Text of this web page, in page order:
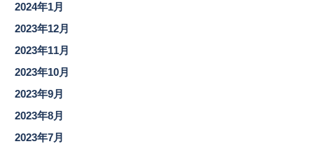
2024年1月
2023年12月
2023年11月
2023年10月
2023年9月
2023年8月
2023年7月